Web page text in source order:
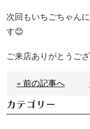
次回もいちごちゃん
す😊
ご来店ありがとうご
« 前の記事へ
カテゴリー